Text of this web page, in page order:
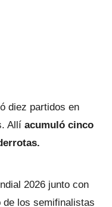
diez partidos en
Allí acumuló cinco
2026 junto con
los semifinalistas